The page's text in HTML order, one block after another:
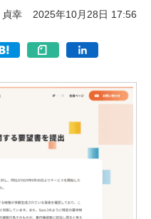
貞幸 2025年10月28日 17:56